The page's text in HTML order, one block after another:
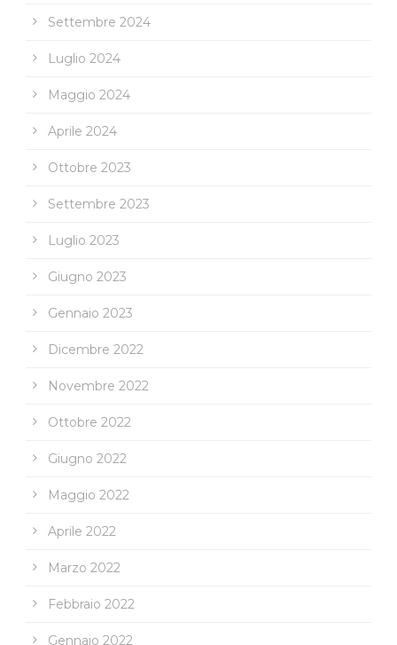
Settembre 2024
Luglio 2024
Maggio 2024
Aprile 2024
Ottobre 2023
Settembre 2023
Luglio 2023
Giugno 2023
Gennaio 2023
Dicembre 2022
Novembre 2022
Ottobre 2022
Giugno 2022
Maggio 2022
Aprile 2022
Marzo 2022
Febbraio 2022
Gennaio 2022